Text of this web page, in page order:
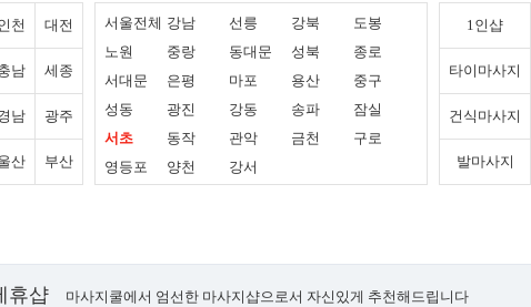
천 대전
남 세종
남 광주
산 부산
서울전체 강남 선릉 강북
도봉
노원
중랑 동대문 성북
종로
서대문
은평 마포 용산
중구
성동
광진 강동 송파
잠실
서초
동작 관악 금천
구로
영등포
양천 강서
1인샵
타이마사지
건식마사지
발마사지
휴샵 마사지쿨에서 엄선한 마사지샵으로서 자신있게 추천해드립니다